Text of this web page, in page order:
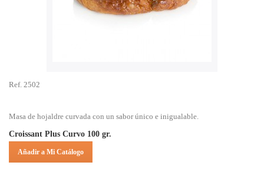
Ref. 2502
Masa de hojaldre curvada con un sabor único e inigualable.
Croissant Plus Curvo 100 gr.
Añadir a Mi Catálogo